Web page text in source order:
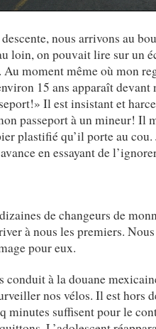
nous arrivons au
loin, on pouvait lire sur un
moment même où mon
15 ans apparaît devant
Il est insistant et
passeport à un mineur! Il
plastifié qu’il porte au cou.
en essayant de
de changeurs de
à nous les premiers. Nous
pour eux.
conduit à la douane
nos vélos. Il est hors
minutes suffisent pour le